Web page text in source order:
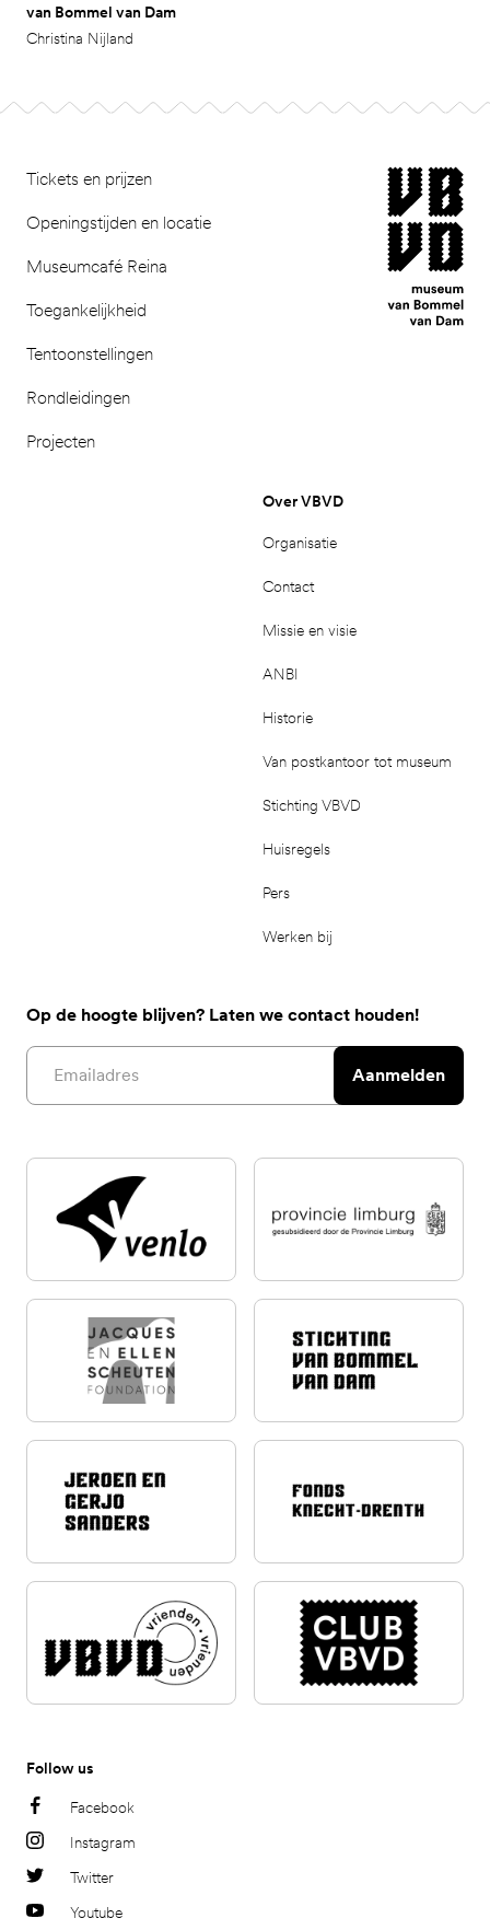
van Bommel van Dam
Christina Nijland
Tickets en prijzen
Openingstijden en locatie
Museumcafé Reina
Toegankelijkheid
Tentoonstellingen
Rondleidingen
Projecten
museum van
Over VBVD
Organisatie
Contact
Missie en visie
ANBI
Historie
Van postkantoor tot museum
Stichting VBVD
Huisregels
Pers
Werken bij
Op de hoogte blijven? Laten we contact houden!
Email address
Aanmelden
Follow us
Facebook
Instagram
Twitter
Youtube